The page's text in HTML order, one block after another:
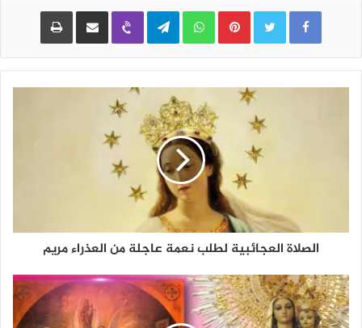
Pinterest
WhatsApp
Telegram
Viber مشاركة عبر البريد طباعة
الصلاة العجائبية لطلب نعمة عاجلة من العذراء مريم